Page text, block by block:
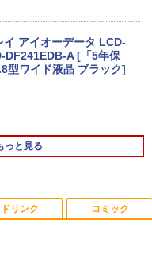
内蔵 中古パソコン Mic
可 Windows11 送料無
MS Office 2024 H&B 搭
ートパソコン Windows
8265U メモリ 8GB S
カメラ LTE 対応｜中古
タブレットPC
Office 搭載可 1年
】
ングPC RTX5070 Ryzen
32GB SSD1TB Window
VALORANT 配信 動画
ム 本体のみ
イ アイオーデータ LCD-
DF241EDB-A [「5年保
型ワイド液晶 ブラック]
っと見る
ストレッスン クレパス
momo ]
ドリンク コミック